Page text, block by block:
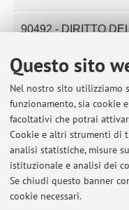
Questo sito
Nel nostro sito utilizziamo
funzionamento, sia cookie
facoltativi che potrai
Cookie e altri strumenti di
analisi statistiche, misure
istituzionale e analisi dei
Se chiudi questo banner
cookie necessari.
02589 - DIRITTO
90541 - DIRITTO
E DIRITTO
73407 - DIRITTO
E DIRITTO PENALE